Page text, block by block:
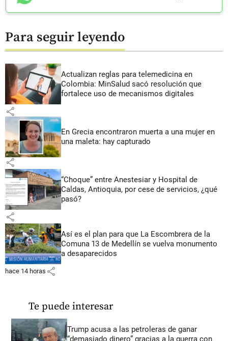
Para seguir leyendo
Actualizan reglas para telemedicina en
Colombia: MinSalud sacó resolución que
fortalece uso de mecanismos digitales
share
En Grecia encontraron muerta a una mujer en
una maleta: hay capturado
share
“Choque” entre Anestesiar y Hospital de
Caldas, Antioquia, por cese de servicios, ¿qué
pasó?
share
Así es el plan para que La Escombrera de la
Comuna 13 de Medellín se vuelva monumento
a desaparecidos
hace 14 horas share
Te puede interesar
Trump acusa a las petroleras de ganar
“demasiado dinero” gracias a la guerra con